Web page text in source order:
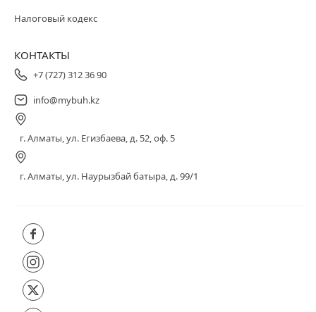
Налоговый кодекс
КОНТАКТЫ
+7 (727) 312 36 90
info@mybuh.kz
г. Алматы, ул. Егизбаева, д. 52, оф. 5
г. Алматы, ул. Наурызбай батыра, д. 99/1